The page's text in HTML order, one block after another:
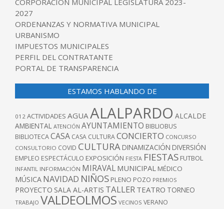
CORPORACIÓN MUNICIPAL LEGISLATURA 2023-
2027
ORDENANZAS Y NORMATIVA MUNICIPAL
URBANISMO
IMPUESTOS MUNICIPALES
PERFIL DEL CONTRATANTE
PORTAL DE TRANSPARENCIA
ESTAMOS HABLANDO DE
012 ACTIVIDADES AGUAALALPARDO ALCALDE
AMBIENTAL ATENCIÓN AYUNTAMIENTO BIBLIOBUS
BIBLIOTECACASA CASA CULTURACONCIERTO CONCURSO
CONSULTORIO COVID CULTURA DINAMIZACIÓN DIVERSIÓN
EMPLEO ESPECTÁCULO EXPOSICIÓN FIESTA FIESTAS FUTBOL
INFANTIL INFORMACIÓN MIRAVAL MUNICIPAL MÉDICO
MÚSICA NAVIDAD NIÑOS PLENO POZO PREMIOS
PROYECTO SALA AL-ARTIS TALLER TEATRO TORNEO
TRABAJO VALDEOLMOS VECINOS VERANO